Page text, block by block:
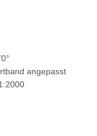
angepasst